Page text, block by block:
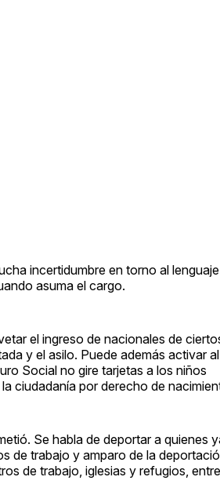
incertidumbre en torno al
asuma el cargo.
el ingreso de nacionales de
y el asilo. Puede además activar
Social no gire tarjetas a los niños
ciudadanía por derecho de
Se habla de deportar a quienes
de trabajo y amparo de la
de trabajo, iglesias y refugios,